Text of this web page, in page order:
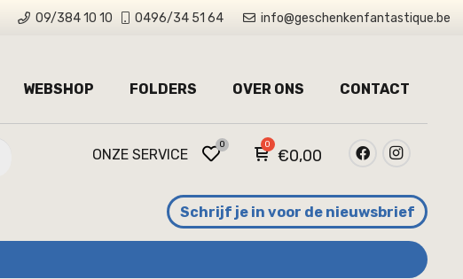
09/384 10 10 0496/34 51 64 info@geschenkenfantastique.be
WEBSHOP FOLDERS OVER ONS CONTACT
ONZE SERVICE
0
€0,00
Schrijf je in voor de nieuwsbrief